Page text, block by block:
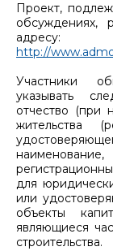
Проект,
обсуждениях,
адресу:
http://
Участники
указывать
отчество (при
жительства
для
или
объекты
являющиеся
строительства.